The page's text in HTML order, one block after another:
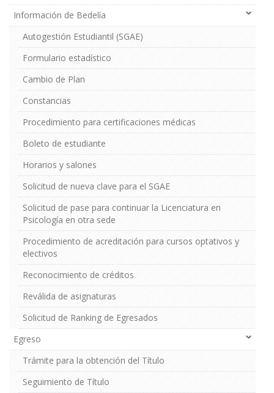
Información de Bedelía
Autogestión Estudiantil (SGAE)
Formulario estadístico
Cambio de Plan
Constancias
Procedimiento para certificaciones médicas
Boleto de estudiante
Horarios y salones
Solicitud de nueva clave para el SGAE
Solicitud de pase para continuar la Licenciatura en
Psicología en otra sede
Procedimiento de acreditación para cursos optativos y
electivos
Reconocimiento de créditos
Reválida de asignaturas
Solicitud de Ranking de Egresados
Egreso
Trámite para la obtención del Título
Seguimiento de Título